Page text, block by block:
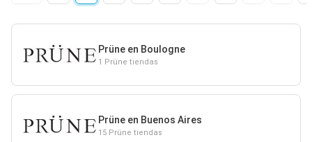
Prüne en Boulogne
1 Prüne tiendas
Prüne en Buenos Aires
15 Prüne tiendas